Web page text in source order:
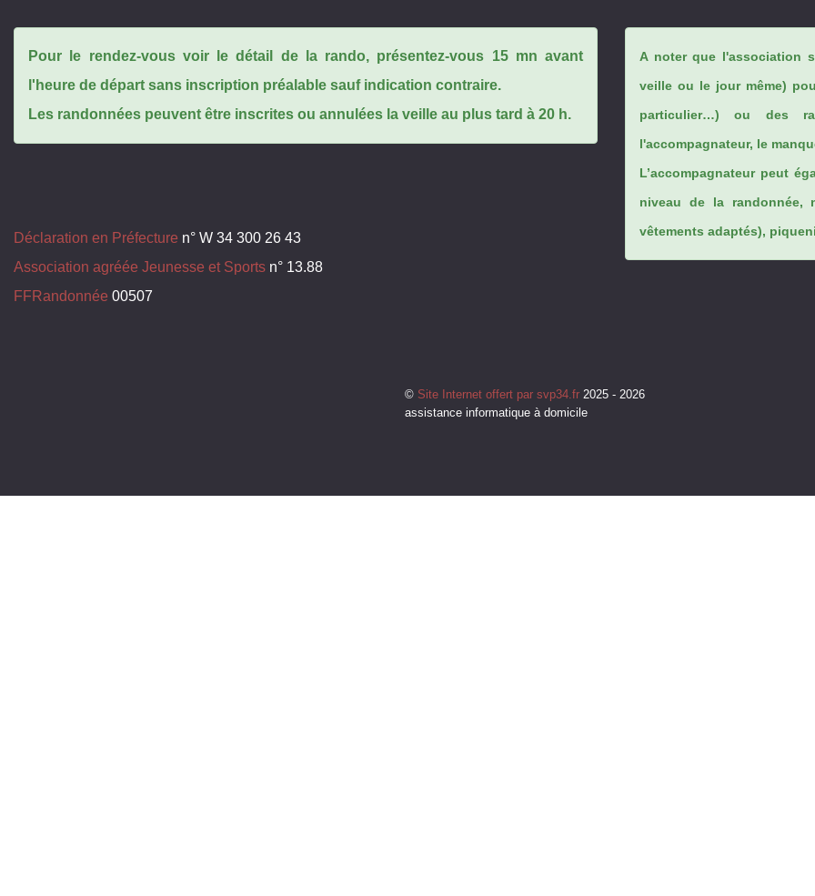
Pour le rendez-vous voir le détail de la rando, présentez-vous 15 mn avant
l'heure de départ sans inscription préalable sauf indication contraire.
Les randonnées peuvent être inscrites ou annulées la veille au plus tard à 20 h.
Déclaration en Préfecture n° W 34 300 26 43
Association agréée Jeunesse et Sports n° 13.88
FFRandonnée 00507
A noter que l'association
veille ou le jour même)
particulier…) ou des
l'accompagnateur, le
L’accompagnateur peut
niveau de la randonnée,
vêtements adaptés),
© Site Internet offert par svp34.fr 2025 - 2026
assistance informatique à domicile